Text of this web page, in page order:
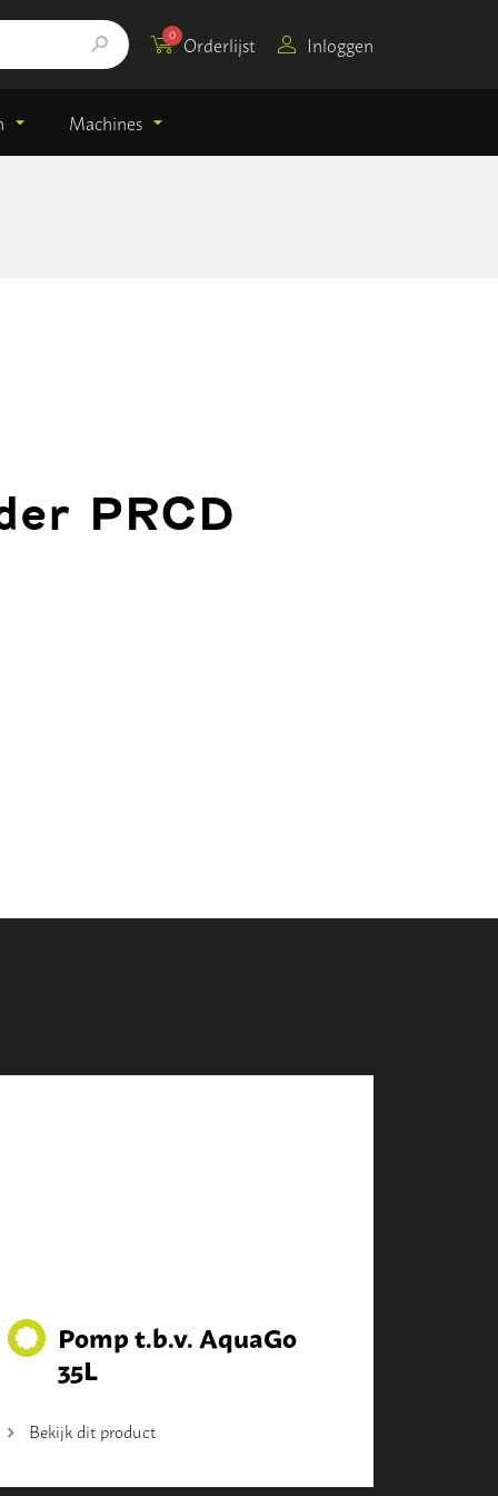
Orderlijst
0 Inloggen
Machines
PRCD
Pomp t.b.v. AquaGo
35L
Bekijk dit product